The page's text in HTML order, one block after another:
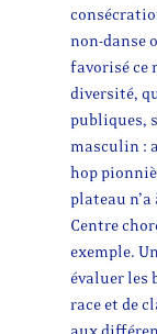
non-danse
favorisé ce
diversité,
publiques,
masculin :
hop
plateau n’a
Centre
exemple.
évaluer les
race et de